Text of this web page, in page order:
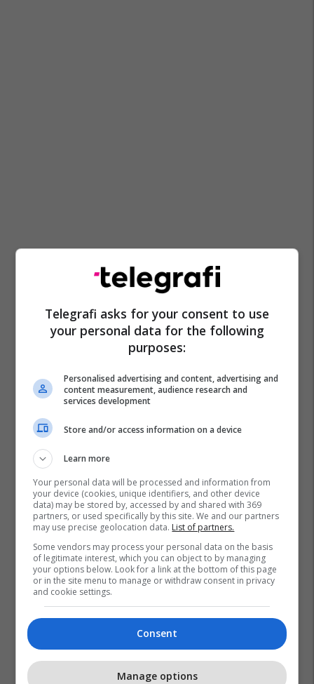
Telegrafi asks for your consent to use
your personal data for the following
purposes:
Personalised advertising and content, advertising and
content measurement, audience research and
services development
Store and/or access information on a device
Learn more
Your personal data will be processed and information from
your device (cookies, unique identifiers, and other device
data) may be stored by, accessed by and shared with 369
partners, or used specifically by this site. We and our partners
may use precise geolocation data. List of partners.
Some vendors may process your personal data on the basis
of legitimate interest, which you can object to by managing
your options below. Look for a link at the bottom of this page
or in the site menu to manage or withdraw consent in privacy
and cookie settings.
Consent
Manage options